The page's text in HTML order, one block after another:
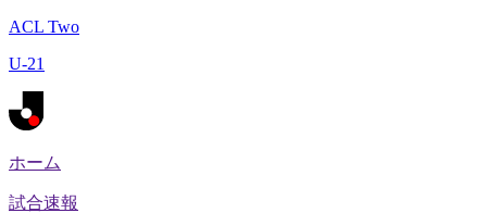
ACL Two
U-21
ホーム
試合速報